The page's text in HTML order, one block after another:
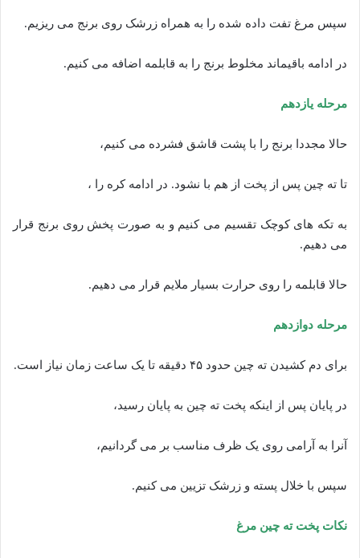
سپس مرغ تفت داده شده را به همراه زرشک روی برنج می ریزیم.
در ادامه باقیماند مخلوط برنج را به قابلمه اضافه می کنیم.
مرحله یازدهم
حالا مجددا برنج را با پشت قاشق فشرده می کنیم،
تا ته چین پس از پخت از هم با نشود. در ادامه کره را ،
به تکه های کوچک تقسیم می کنیم و به صورت پخش روی برنج قرار
می دهیم.
حالا قابلمه را روی حرارت بسیار ملایم قرار می دهیم.
مرحله دوازدهم
برای دم کشیدن ته چین حدود ۴۵ دقیقه تا یک ساعت زمان نیاز است.
در پایان پس از اینکه پخت ته چین به پایان رسید،
آنرا به آرامی روی یک ظرف مناسب بر می گردانیم،
سپس با خلال پسته و زرشک تزیین می کنیم.
نکات پخت ته چین مرغ